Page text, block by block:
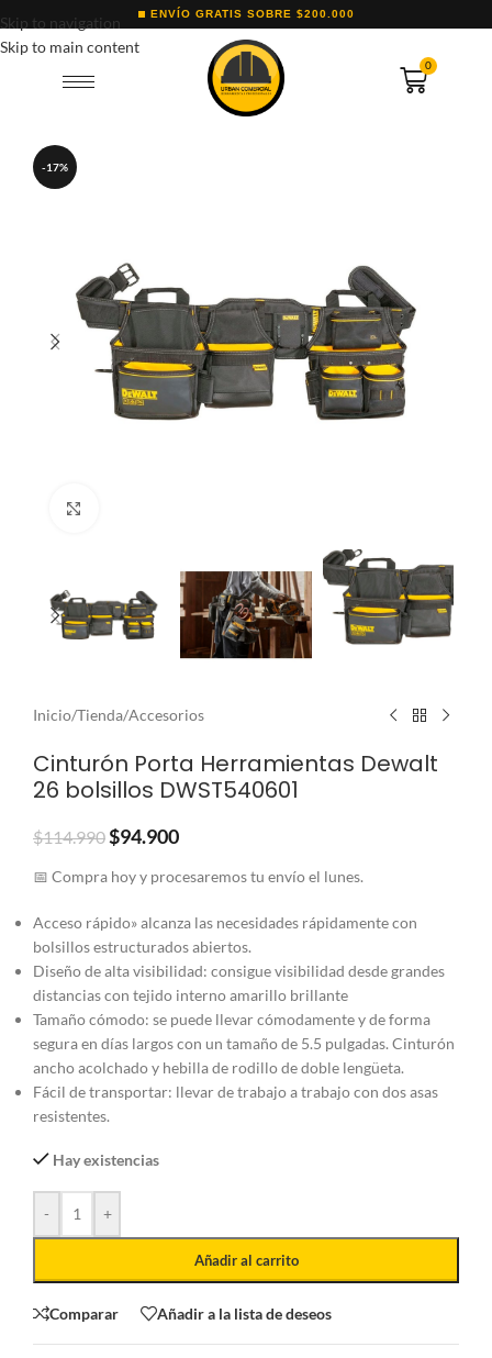
Skip to navigation
Skip to main content
ENVÍO GRATIS SOBRE $200.000
0
-17%
Inicio/Tienda/Accesorios
Cinturón Porta Herramientas Dewalt
26 bolsillos DWST540601
$114.990$94.900
📅 Compra hoy y procesaremos tu envío el lunes.
Acceso rápido» alcanza las necesidades rápidamente con
bolsillos estructurados abiertos.
Diseño de alta visibilidad: consigue visibilidad desde grandes
distancias con tejido interno amarillo brillante
Tamaño cómodo: se puede llevar cómodamente y de forma
segura en días largos con un tamaño de 5.5 pulgadas. Cinturón
ancho acolchado y hebilla de rodillo de doble lengüeta.
Fácil de transportar: llevar de trabajo a trabajo con dos asas
resistentes.
Hay existencias
- +
Añadir al carrito
Comparar Añadir a la lista de deseos